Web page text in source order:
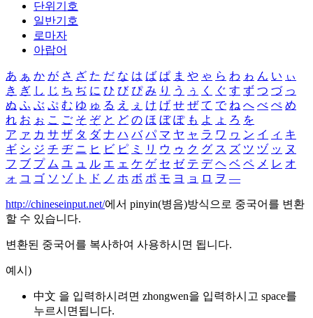
단위기호
일반기호
로마자
아랍어
あ ぁ か が さ ざ た だ な は ば ぱ ま や ゃ ら わ ゎ ん い ぃ
き ぎ し じ ち ぢ に ひ び ぴ み り う ぅ く ぐ す ず つ づ っ
ぬ ふ ぶ ぷ む ゆ ゅ る え ぇ け げ せ ぜ て で ね へ べ ぺ め
れ お ぉ こ ご そ ぞ と ど の ほ ぼ ぽ も よ ょ ろ を
ア ァ カ サ ザ タ ダ ナ ハ バ パ マ ヤ ャ ラ ワ ヮ ン イ ィ キ
ギ シ ジ チ ヂ ニ ヒ ビ ピ ミ リ ウ ゥ ク グ ス ズ ツ ヅ ッ ヌ
フ ブ プ ム ユ ュ ル エ ェ ケ ゲ セ ゼ テ デ ヘ ベ ペ メ レ オ
ォ コ ゴ ソ ゾ ト ド ノ ホ ボ ポ モ ヨ ョ ロ ヲ ―
http://chineseinput.net/에서 pinyin(병음)방식으로 중국어를 변환
할 수 있습니다.
변환된 중국어를 복사하여 사용하시면 됩니다.
예시)
中文 을 입력하시려면 zhongwen을 입력하시고 space를
누르시면됩니다.